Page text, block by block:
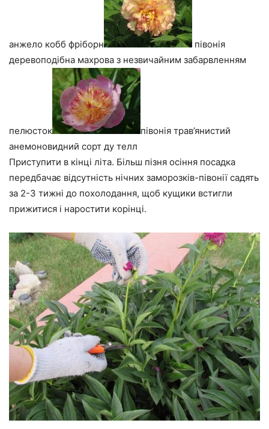
анжело кобб фріборн
півонія
деревоподібна махрова з незвичайним забарвленням
пелюсток
півонія трав’янистий
анемоновидний сорт ду телл
Приступити в кінці літа. Більш пізня осіння посадка
передбачає відсутність нічних заморозків-півонії садять
за 2-3 тижні до похолодання, щоб кущики встигли
прижитися і наростити корінці.